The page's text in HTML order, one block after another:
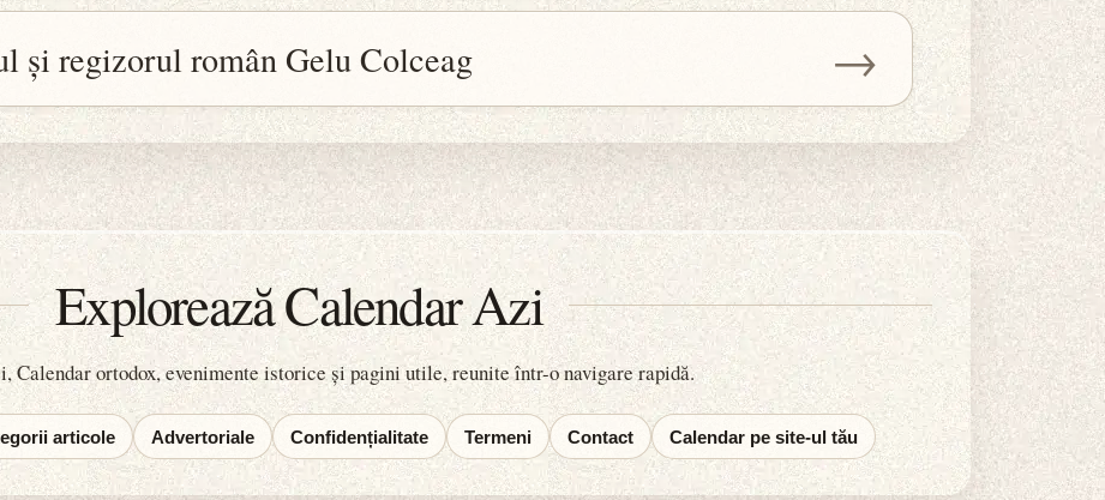
și regizorul român Gelu Colceag →
Explorează Calendar Azi
Calendar ortodox, evenimente istorice și pagini utile, reunite într-o navigare rapidă.
articole Advertoriale Confidențialitate Termeni Contact Calendar pe site-ul tău